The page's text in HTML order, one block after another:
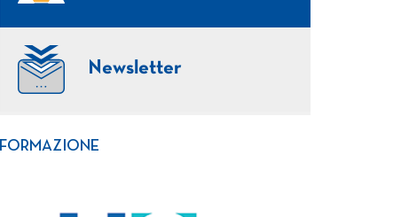
Newsletter
FORMAZIONE